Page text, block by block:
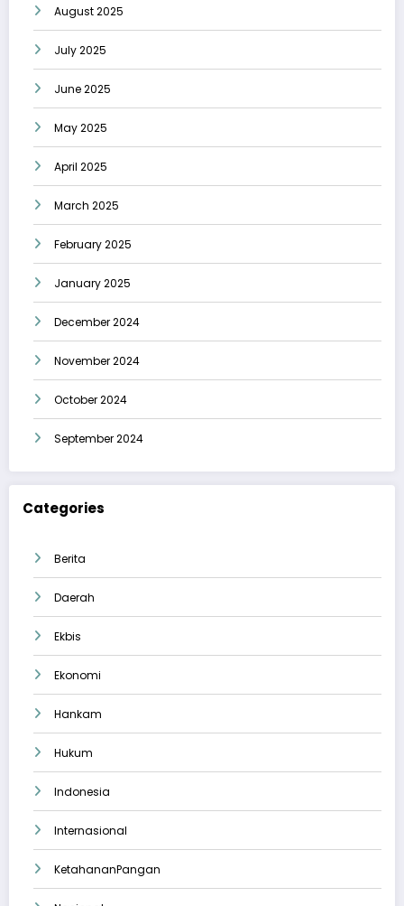
August 2025
July 2025
June 2025
May 2025
April 2025
March 2025
February 2025
January 2025
December 2024
November 2024
October 2024
September 2024
Categories
Berita
Daerah
Ekbis
Ekonomi
Hankam
Hukum
Indonesia
Internasional
KetahananPangan